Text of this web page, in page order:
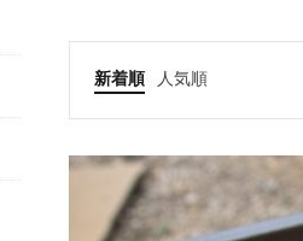
新着順 人気順